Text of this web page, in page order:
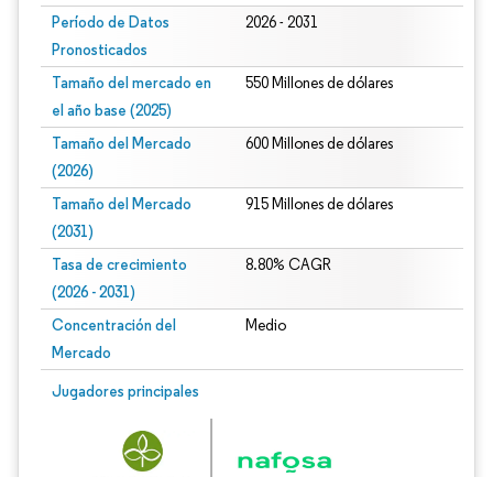
Período de Datos
Pronosticados
2026 - 2031
Tamaño del mercado en
el año base (2025)
550 Millones de dólares
Tamaño del Mercado
(2026)
600 Millones de dólares
Tamaño del Mercado
(2031)
915 Millones de dólares
Tasa de crecimiento
(2026 - 2031)
8.80% CAGR
Concentración del
Mercado
Medio
Jugadores principales
Imagen © Mordor Intelligence. El uso requiere atribución según CC BY 4.0.